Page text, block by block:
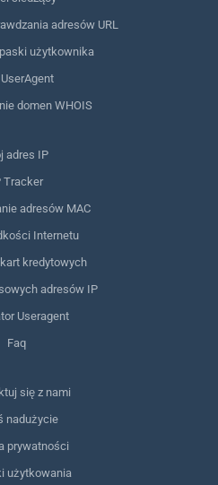
adresów URL
użytkownika
domen WHOIS
adres IP
Tracker
adresów MAC
Internetu
kredytowych
adresów IP
Useragent
Faq
się z nami
nadużycie
prywatności
użytkowania